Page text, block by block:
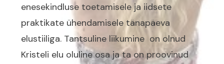
enesekindluse toetamisele ja iidsete
praktikate ühendamisele tänapäeva
elustiiliga. Tantsuline liikumine on olnud
Kristeli elu oluline osa ja ta on proovinud